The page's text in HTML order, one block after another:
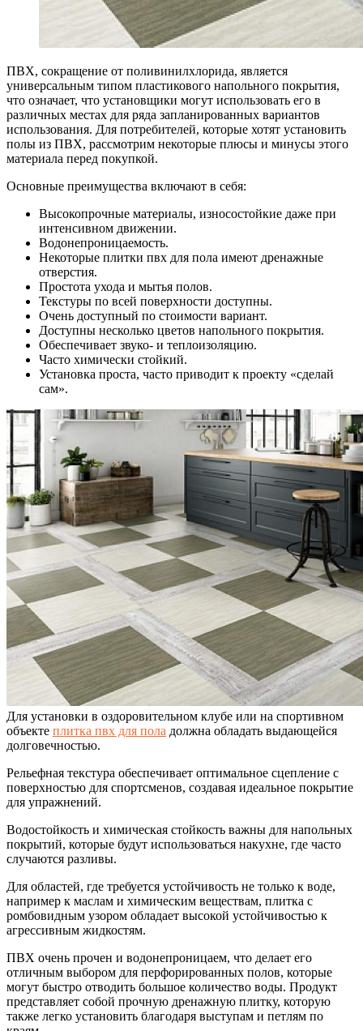
ПВХ, сокращение от поливинилхлорида, является
универсальным типом пластикового напольного покрытия,
что означает, что установщики могут использовать его в
различных местах для ряда запланированных вариантов
использования. Для потребителей, которые хотят установить
полы из ПВХ, рассмотрим некоторые плюсы и минусы этого
материала перед покупкой.
Основные преимущества включают в себя:
Высокопрочные материалы, износостойкие даже при
интенсивном движении.
Водонепроницаемость.
Некоторые плитки пвх для пола имеют дренажные
отверстия.
Простота ухода и мытья полов.
Текстуры по всей поверхности доступны.
Очень доступный по стоимости вариант.
Доступны несколько цветов напольного покрытия.
Обеспечивает звуко- и теплоизоляцию.
Часто химически стойкий.
Установка проста, часто приводит к проекту «сделай
сам».
Для установки в оздоровительном клубе или на спортивном
объекте плитка пвх для пола должна обладать выдающейся
долговечностью.
Рельефная текстура обеспечивает оптимальное сцепление с
поверхностью для спортсменов, создавая идеальное покрытие
для упражнений.
Водостойкость и химическая стойкость важны для напольных
покрытий, которые будут использоваться накухне, где часто
случаются разливы.
Для областей, где требуется устойчивость не только к воде,
например к маслам и химическим веществам, плитка с
ромбовидным узором обладает высокой устойчивостью к
агрессивным жидкостям.
ПВХ очень прочен и водонепроницаем, что делает его
отличным выбором для перфорированных полов, которые
могут быстро отводить большое количество воды. Продукт
представляет собой прочную дренажную плитку, которую
также легко установить благодаря выступам и петлям по